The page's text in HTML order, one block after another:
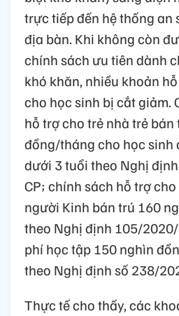
trực tiếp đến hệ thống an
địa bàn. Khi không còn
chính sách ưu tiên dành
khó khăn, nhiều khoản
cho học sinh bị cắt giảm.
hỗ trợ cho trẻ nhà trẻ
đồng/tháng cho học sinh
dưới 3 tuổi theo Nghị
CP; chính sách hỗ trợ
người Kinh bán trú 160
theo Nghị định 105/
phí học tập 150 nghìn
theo Nghị định số 238/
Thực tế cho thấy, các